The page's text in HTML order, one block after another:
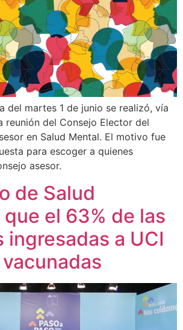
del martes 1 de junio se realizó, vía
reunión del Consejo Elector del
en Salud Mental. El motivo fue
para escoger a quienes
asesor.
de Salud
el 63% de las
ingresadas a UCI